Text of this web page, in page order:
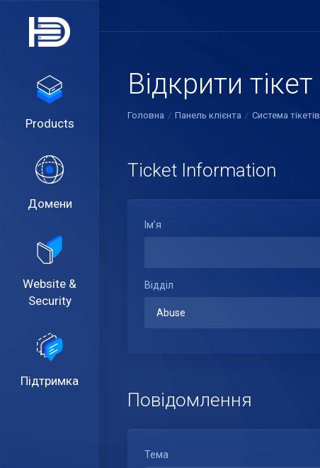
Products
Домени
Website &
Security
Підтримка
Відкрити тікет
Головна Панель клієнта Система тікетів
Ticket Information
Ім’я
Відділ
Повідомлення
Тема